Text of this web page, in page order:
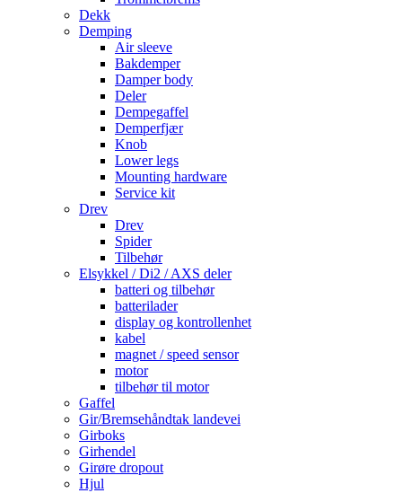
Dekk
Demping
Air sleeve
Bakdemper
Damper body
Deler
Dempegaffel
Demperfjær
Knob
Lower legs
Mounting hardware
Service kit
Drev
Drev
Spider
Tilbehør
Elsykkel / Di2 / AXS deler
batteri og tilbehør
batterilader
display og kontrollenhet
kabel
magnet / speed sensor
motor
tilbehør til motor
Gaffel
Gir/Bremsehåndtak landevei
Girboks
Girhendel
Girøre dropout
Hjul